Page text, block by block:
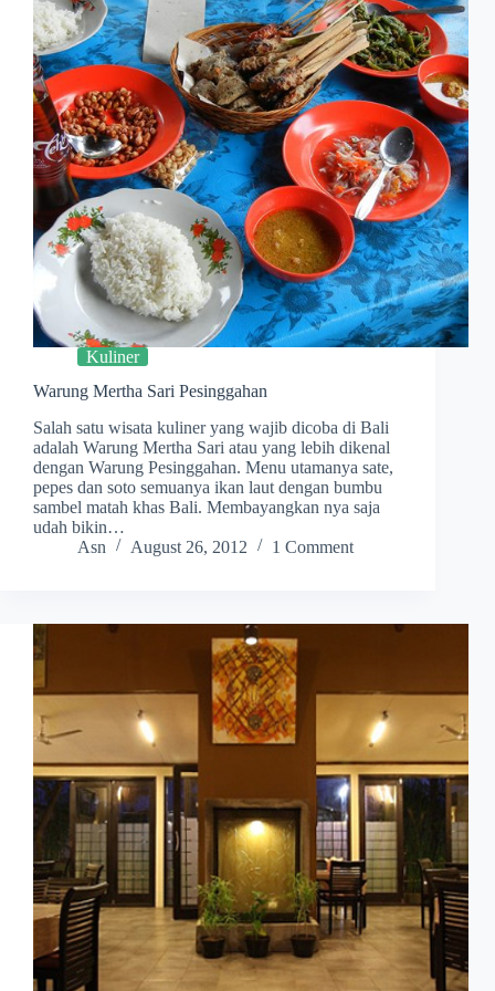
Kuliner
Warung Mertha Sari Pesinggahan
Salah satu wisata kuliner yang wajib dicoba di Bali
adalah Warung Mertha Sari atau yang lebih dikenal
dengan Warung Pesinggahan. Menu utamanya sate,
pepes dan soto semuanya ikan laut dengan bumbu
sambel matah khas Bali. Membayangkan nya saja
udah bikin…
Asn
August 26, 2012 1 Comment